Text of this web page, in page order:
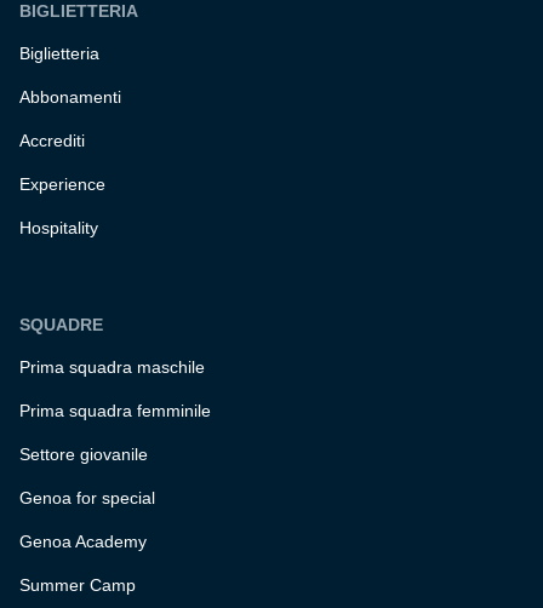
BIGLIETTERIA
Biglietteria
Abbonamenti
Accrediti
Experience
Hospitality
SQUADRE
Prima squadra maschile
Prima squadra femminile
Settore giovanile
Genoa for special
Genoa Academy
Summer Camp